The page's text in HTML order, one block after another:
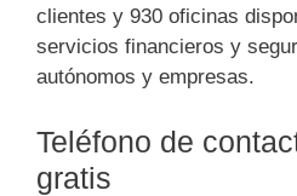
clientes y 930 oficinas
servicios financieros y
autónomos y empresas.
Teléfono de
gratis